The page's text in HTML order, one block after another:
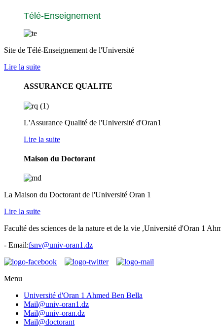
Télé-Enseignement
Site de Télé-Enseignement de l'Université
Lire la suite
ASSURANCE QUALITE
L'Assurance Qualité de l'Université d'Oran1
Lire la suite
Maison du Doctorant
La Maison du Doctorant de l'Université Oran 1
Lire la suite
Faculté des sciences de la nature et de la vie ,Université d'Oran 1
- Email:fsnv@univ-oran1.dz
Menu
Université d'Oran 1 Ahmed Ben Bella
Mail@univ-oran1.dz
Mail@univ-oran.dz
Mail@doctorant